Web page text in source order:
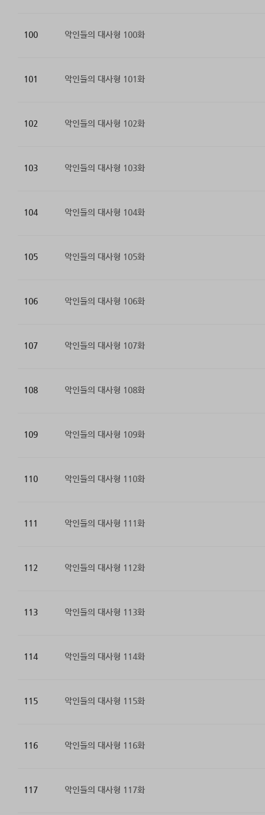
100 악인들의 대사형 100화
101 악인들의 대사형 101화
102 악인들의 대사형 102화
103 악인들의 대사형 103화
104 악인들의 대사형 104화
105 악인들의 대사형 105화
106 악인들의 대사형 106화
107 악인들의 대사형 107화
108 악인들의 대사형 108화
109 악인들의 대사형 109화
110 악인들의 대사형 110화
111 악인들의 대사형 111화
112 악인들의 대사형 112화
113 악인들의 대사형 113화
114 악인들의 대사형 114화
115 악인들의 대사형 115화
116 악인들의 대사형 116화
117 악인들의 대사형 117화